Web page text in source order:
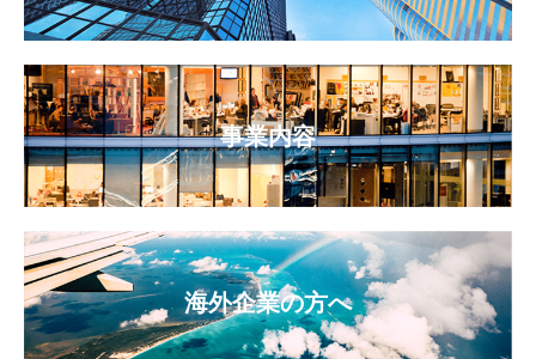
事業内容
海外企業の方へ